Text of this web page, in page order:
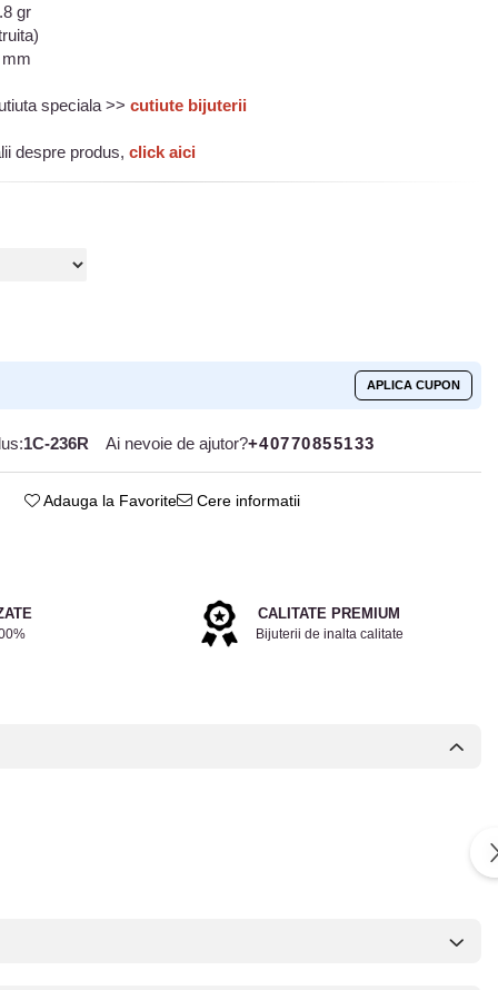
gr
speciala >>cutiute bijuterii
despre produs, click aici
APLICA CUPON
1C-236R Ai nevoie de ajutor?+40770855133
Adauga la Favorite Cere informatii
CALITATE PREMIUM
Bijuterii de inalta calitate